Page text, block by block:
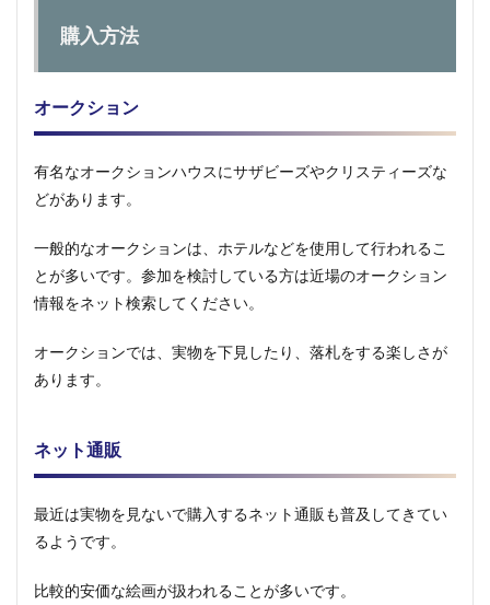
購入方法
オークション
有名なオークションハウスにサザビーズやクリスティーズな
どがあります。
一般的なオークションは、ホテルなどを使用して行われるこ
とが多いです。参加を検討している方は近場のオークション
情報をネット検索してください。
オークションでは、実物を下見したり、落札をする楽しさが
あります。
ネット通販
最近は実物を見ないで購入するネット通販も普及してきてい
るようです。
比較的安価な絵画が扱われることが多いです。